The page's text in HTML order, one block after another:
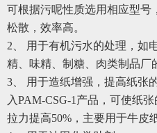
可根据污呢性质选用相应型号
松散，效率高。
2、 用于有机污水的处理，如
精、味精、制糖、肉类制品厂
3、 用于造纸增强，提高纸张
入PAM-CSG-1产品，可使纸
拉力提高50%，主要用于牛皮